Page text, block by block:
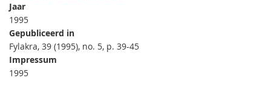
Jaar
1995
Gepubliceerd in
Fylakra, 39 (1995), no. 5, p. 39-45
Impressum
1995